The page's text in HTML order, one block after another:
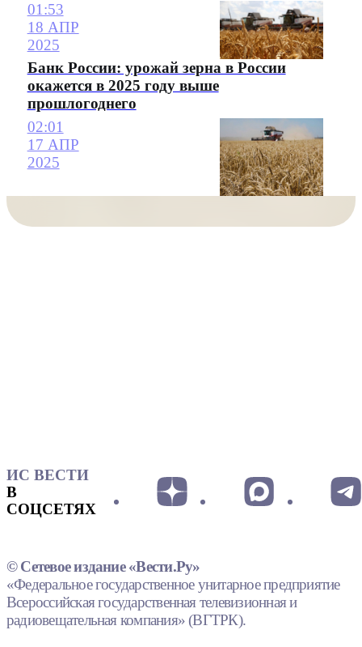
01:53
18 АПР
2025
Банк России: урожай зерна в России
окажется в 2025 году выше
прошлогоднего
02:01
17 АПР
2025
ИС ВЕСТИ
В
СОЦСЕТЯХ
© Сетевое издание «Вести.Ру»
«Федеральное государственное унитарное предприятие
Всероссийская государственная телевизионная и
радиовещательная компания» (ВГТРК).